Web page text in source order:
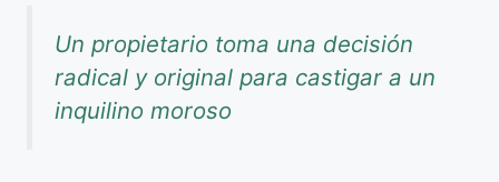
Un propietario toma una decisión
radical y original para castigar a un
inquilino moroso